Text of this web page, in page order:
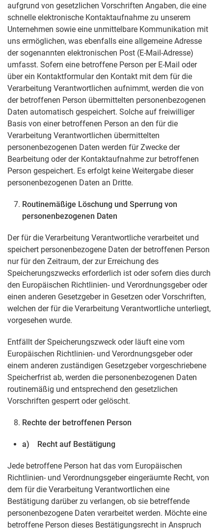
aufgrund von gesetzlichen Vorschriften Angaben, die eine
schnelle elektronische Kontaktaufnahme zu unserem
Unternehmen sowie eine unmittelbare Kommunikation mit
uns ermöglichen, was ebenfalls eine allgemeine Adresse
der sogenannten elektronischen Post (E-Mail-Adresse)
umfasst. Sofern eine betroffene Person per E-Mail oder
über ein Kontaktformular den Kontakt mit dem für die
Verarbeitung Verantwortlichen aufnimmt, werden die von
der betroffenen Person übermittelten personenbezogenen
Daten automatisch gespeichert. Solche auf freiwilliger
Basis von einer betroffenen Person an den für die
Verarbeitung Verantwortlichen übermittelten
personenbezogenen Daten werden für Zwecke der
Bearbeitung oder der Kontaktaufnahme zur betroffenen
Person gespeichert. Es erfolgt keine Weitergabe dieser
personenbezogenen Daten an Dritte.
Routinemäßige Löschung und Sperrung von
personenbezogenen Daten
Der für die Verarbeitung Verantwortliche verarbeitet und
speichert personenbezogene Daten der betroffenen Person
nur für den Zeitraum, der zur Erreichung des
Speicherungszwecks erforderlich ist oder sofern dies durch
den Europäischen Richtlinien- und Verordnungsgeber oder
einen anderen Gesetzgeber in Gesetzen oder Vorschriften,
welchen der für die Verarbeitung Verantwortliche unterliegt,
vorgesehen wurde.
Entfällt der Speicherungszweck oder läuft eine vom
Europäischen Richtlinien- und Verordnungsgeber oder
einem anderen zuständigen Gesetzgeber vorgeschriebene
Speicherfrist ab, werden die personenbezogenen Daten
routinemäßig und entsprechend den gesetzlichen
Vorschriften gesperrt oder gelöscht.
Rechte der betroffenen Person
a) Recht auf Bestätigung
Jede betroffene Person hat das vom Europäischen
Richtlinien- und Verordnungsgeber eingeräumte Recht, von
dem für die Verarbeitung Verantwortlichen eine
Bestätigung darüber zu verlangen, ob sie betreffende
personenbezogene Daten verarbeitet werden. Möchte eine
betroffene Person dieses Bestätigungsrecht in Anspruch